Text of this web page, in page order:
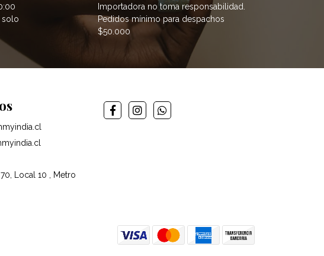
solo
Importadora no toma responsabilidad.
Pedidos mínimo para despachos
$50.000
Local 10 , Metro